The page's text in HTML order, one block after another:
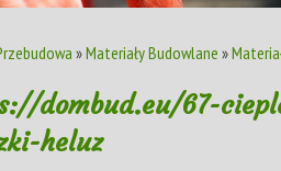
»Materiały Budowlane »
dombud.eu/67-
heluz